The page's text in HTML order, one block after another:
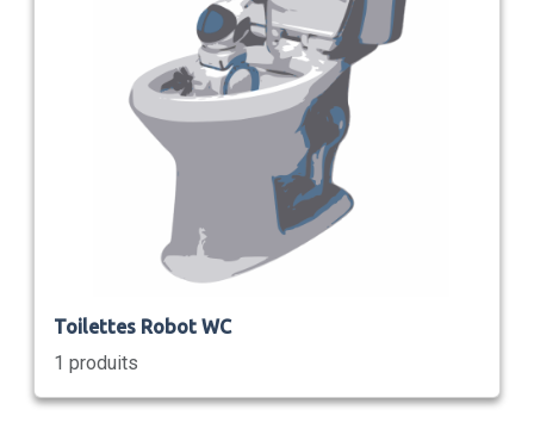
Toilettes Robot WC
1 produits